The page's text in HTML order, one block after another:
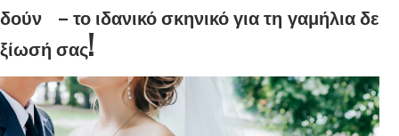
δούν
– το ιδανικό σκηνικό για τη γαμήλια δε
ξίωσή σας!